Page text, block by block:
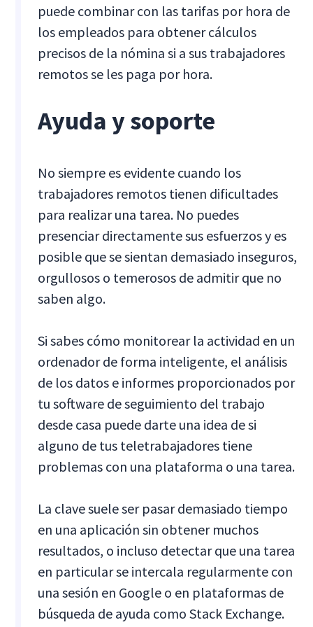
puede combinar con las tarifas por hora de
los empleados para obtener cálculos
precisos de la nómina si a sus trabajadores
remotos se les paga por hora.
Ayuda y soporte
No siempre es evidente cuando los
trabajadores remotos tienen dificultades
para realizar una tarea. No puedes
presenciar directamente sus esfuerzos y es
posible que se sientan demasiado inseguros,
orgullosos o temerosos de admitir que no
saben algo.
Si sabes cómo monitorear la actividad en un
ordenador de forma inteligente, el análisis
de los datos e informes proporcionados por
tu software de seguimiento del trabajo
desde casa puede darte una idea de si
alguno de tus teletrabajadores tiene
problemas con una plataforma o una tarea.
La clave suele ser pasar demasiado tiempo
en una aplicación sin obtener muchos
resultados, o incluso detectar que una tarea
en particular se intercala regularmente con
una sesión en Google o en plataformas de
búsqueda de ayuda como Stack Exchange.